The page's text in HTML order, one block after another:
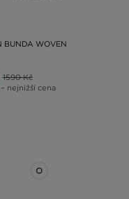
BUNDA WOVEN
1590 Kč
– nejnižší cena